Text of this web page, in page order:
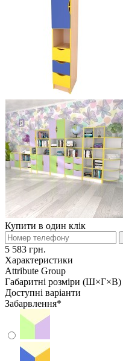
Купити в один клік
5 583 грн.
Характеристики
Attribute Group
Габаритні розміри (Ш×Г×В)
Доступні варіанти
Забарвлення*